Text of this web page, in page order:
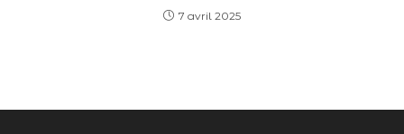
7 avril 2025